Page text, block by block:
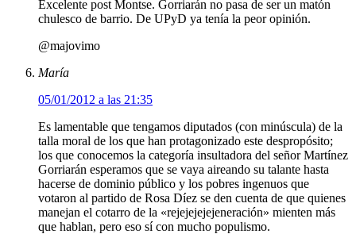
Excelente post Montse. Gorriarán no pasa de ser un matón
chulesco de barrio. De UPyD ya tenía la peor opinión.
@majovimo
María
05/01/2012 a las 21:35
Es lamentable que tengamos diputados (con minúscula) de la
talla moral de los que han protagonizado este despropósito;
los que conocemos la categoría insultadora del señor Martínez
Gorriarán esperamos que se vaya aireando su talante hasta
hacerse de dominio público y los pobres ingenuos que
votaron al partido de Rosa Díez se den cuenta de que quienes
manejan el cotarro de la «rejejejejejeneración» mienten más
que hablan, pero eso sí con mucho populismo.